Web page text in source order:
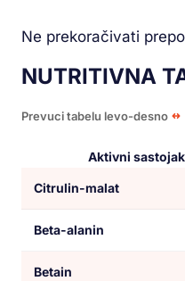
Ne prekoračivati
NUTRITIVNA
Prevuci tabelu levo-desno
Aktivni sastojak
Citrulin-malat
Beta-alanin
Betain